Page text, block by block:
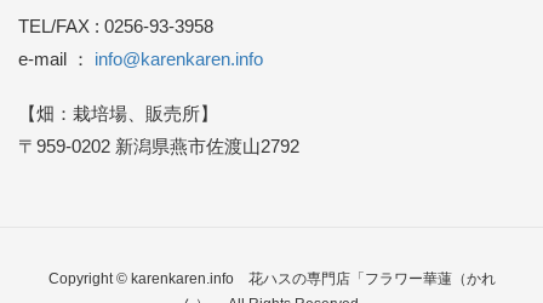
TEL/FAX : 0256-93-3958
e-mail ： info@karenkaren.info
【畑：栽培場、販売所】
〒959-0202 新潟県燕市佐渡山2792
Copyright © karenkaren.info 花ハスの専門店「フラワー華蓮（かれ